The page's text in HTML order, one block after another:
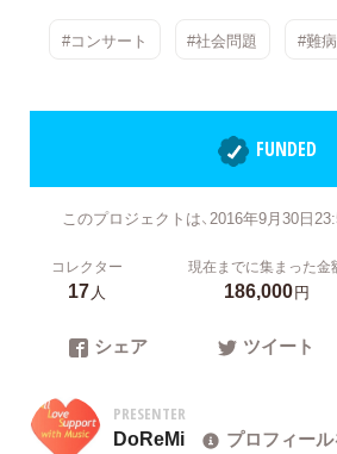
#コンサート #社会問題 #難病
FUNDED
このプロジェクトは、2016年9月30日
コレクター
17人
現在までに集まった金
186,000円
シェア ツイート
PRESENTER
DoReMi プロフィー